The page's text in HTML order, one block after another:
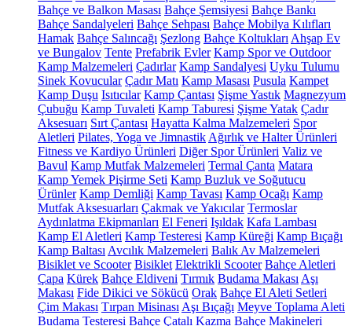
Bahçe ve Balkon Masası Bahçe Şemsiyesi Bahçe Bankı
Bahçe Sandalyeleri Bahçe Sehpası Bahçe Mobilya Kılıfları
Hamak Bahçe Salıncağı Şezlong Bahçe Koltukları Ahşap Ev
ve Bungalov Tente Prefabrik Evler Kamp Spor ve Outdoor
Kamp Malzemeleri Çadırlar Kamp Sandalyesi Uyku Tulumu
Sinek Kovucular Çadır Matı Kamp Masası Pusula Kampet
Kamp Duşu Isıtıcılar Kamp Çantası Şişme Yastık Magnezyum
Çubuğu Kamp Tuvaleti Kamp Taburesi Şişme Yatak Çadır
Aksesuarı Sırt Çantası Hayatta Kalma Malzemeleri Spor
Aletleri Pilates, Yoga ve Jimnastik Ağırlık ve Halter Ürünleri
Fitness ve Kardiyo Ürünleri Diğer Spor Ürünleri Valiz ve
Bavul Kamp Mutfak Malzemeleri Termal Çanta Matara
Kamp Yemek Pişirme Seti Kamp Buzluk ve Soğutucu
Ürünler Kamp Demliği Kamp Tavası Kamp Ocağı Kamp
Mutfak Aksesuarları Çakmak ve Yakıcılar Termoslar
Aydınlatma Ekipmanları El Feneri Işıldak Kafa Lambası
Kamp El Aletleri Kamp Testeresi Kamp Küreği Kamp Bıçağı
Kamp Baltası Avcılık Malzemeleri Balık Av Malzemeleri
Bisiklet ve Scooter Bisiklet Elektrikli Scooter Bahçe Aletleri
Çapa Kürek Bahçe Eldiveni Tırmık Budama Makası Aşı
Makası Fide Dikici ve Sökücü Orak Bahçe El Aleti Setleri
Çim Makası Tırpan Misinası Aşı Bıçağı Meyve Toplama Aleti
Budama Testeresi Bahçe Çatalı Kazma Bahçe Makineleri